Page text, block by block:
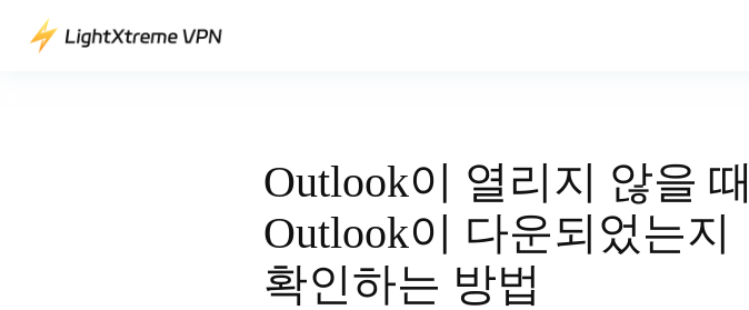
Outlook이 열리지 않을 때
Outlook이 다운되었는지
확인하는 방법